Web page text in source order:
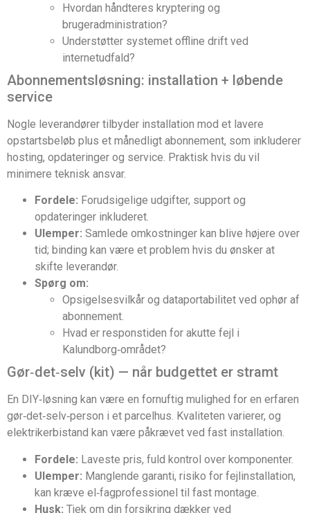
Hvordan håndteres kryptering og
brugeradministration?
Understøtter systemet offline drift ved
internetudfald?
Abonnementsløsning: installation + løbende
service
Nogle leverandører tilbyder installation mod et lavere
opstartsbeløb plus et månedligt abonnement, som inkluderer
hosting, opdateringer og service. Praktisk hvis du vil
minimere teknisk ansvar.
Fordele: Forudsigelige udgifter, support og
opdateringer inkluderet.
Ulemper: Samlede omkostninger kan blive højere over
tid; binding kan være et problem hvis du ønsker at
skifte leverandør.
Spørg om:
Opsigelsesvilkår og dataportabilitet ved ophør af
abonnement.
Hvad er responstiden for akutte fejl i
Kalundborg‑området?
Gør‑det‑selv (kit) — når budgettet er stramt
En DIY‑løsning kan være en fornuftig mulighed for en erfaren
gør‑det‑selv‑person i et parcelhus. Kvaliteten varierer, og
elektrikerbistand kan være påkrævet ved fast installation.
Fordele: Laveste pris, fuld kontrol over komponenter.
Ulemper: Manglende garanti, risiko for fejlinstallation,
kan kræve el‑fagprofessionel til fast montage.
Husk: Tjek om din forsikring dækker ved